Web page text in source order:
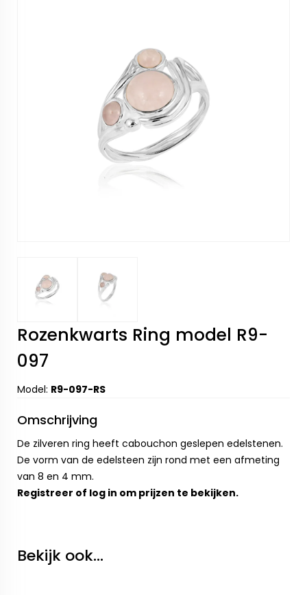
Rozenkwarts Ring model R9-
097
Model: R9-097-RS
Omschrijving
De zilveren ring heeft cabouchon geslepen edelstenen.
De vorm van de edelsteen zijn rond met een afmeting
van 8 en 4 mm.
Registreer of log in om prijzen te bekijken.
Bekijk ook...